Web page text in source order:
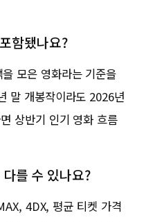
함됐나요?
모은 영화라는 기준을
말 개봉작이라도 2026년
상반기 인기 영화 흐름
를 수 있나요?
4DX, 평균 티켓 가격